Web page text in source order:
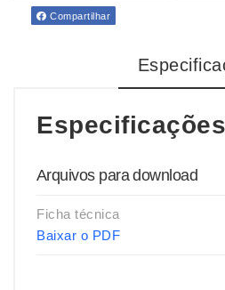
Compartilhar
Especificações
Arquivos para download
Ficha técnica
Baixar o PDF